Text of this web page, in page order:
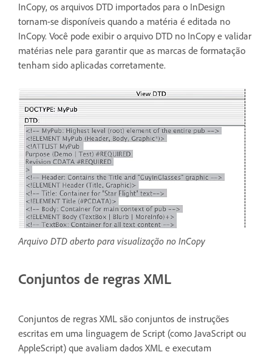
InCopy, os arquivos DTD importados para o InDesign
tornam-se disponíveis quando a matéria é editada no
InCopy. Você pode exibir o arquivo DTD no InCopy e validar
matérias nele para garantir que as marcas de formatação
tenham sido aplicadas corretamente.
Arquivo DTD aberto para visualização no InCopy
Conjuntos de regras XML
Conjuntos de regras XML são conjuntos de instruções
escritas em uma linguagem de Script (como JavaScript ou
AppleScript) que avaliam dados XML e executam